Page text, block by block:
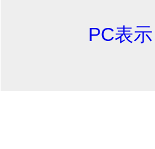
PC表示